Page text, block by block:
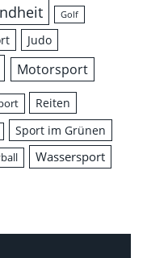
Golf
Judo
Motorsport
Reiten
Sport im Grünen
Wassersport